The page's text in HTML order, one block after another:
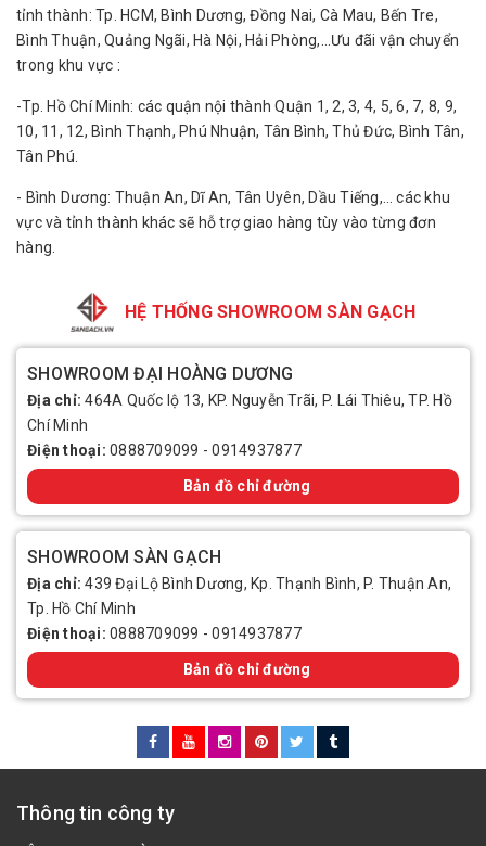
tỉnh thành: Tp. HCM, Bình Dương, Đồng Nai, Cà Mau, Bến Tre,
Bình Thuận, Quảng Ngãi, Hà Nội, Hải Phòng,…Ưu đãi vận chuyển
trong khu vực :
-Tp. Hồ Chí Minh: các quận nội thành Quận 1, 2, 3, 4, 5, 6, 7, 8, 9,
10, 11, 12, Bình Thạnh, Phú Nhuận, Tân Bình, Thủ Đức, Bình Tân,
Tân Phú.
- Bình Dương: Thuận An, Dĩ An, Tân Uyên, Dầu Tiếng,… các khu
vực và tỉnh thành khác sẽ hỗ trợ giao hàng tùy vào từng đơn
hàng.
HỆ THỐNG SHOWROOM SÀN GẠCH
SHOWROOM ĐẠI HOÀNG DƯƠNG
Địa chỉ:464A Quốc lộ 13, KP. Nguyễn Trãi, P. Lái Thiêu, TP. Hồ
Chí Minh
Điện thoại: 0888709099 -0914937877
Bản đồ chỉ đường
SHOWROOM SÀN GẠCH
Địa chỉ:439 Đại Lộ Bình Dương, Kp. Thạnh Bình, P. Thuận An,
Tp. Hồ Chí Minh
Điện thoại: 0888709099 -0914937877
Bản đồ chỉ đường
Thông tin công ty